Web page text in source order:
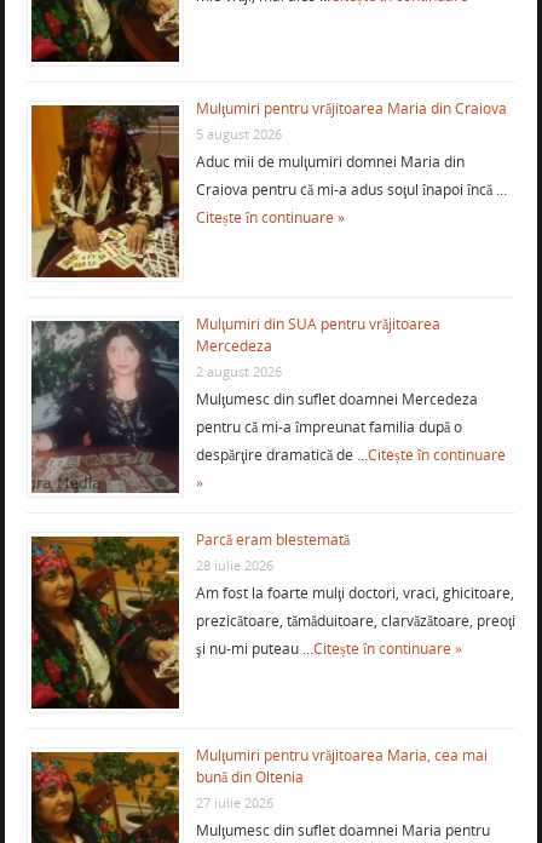
Mulţumiri pentru vrăjitoarea Maria din Craiova
5 august 2026
Aduc mii de mulţumiri domnei Maria din
Craiova pentru că mi-a adus soţul înapoi încă …
Citește în continuare »
Mulţumiri din SUA pentru vrăjitoarea
Mercedeza
2 august 2026
Mulţumesc din suflet doamnei Mercedeza
pentru că mi-a împreunat familia după o
despărţire dramatică de …Citește în continuare
»
Parcă eram blestemată
28 iulie 2026
Am fost la foarte mulţi doctori, vraci, ghicitoare,
prezicătoare, tămăduitoare, clarvăzătoare, preoţi
şi nu-mi puteau …Citește în continuare »
Mulţumiri pentru vrăjitoarea Maria, cea mai
bună din Oltenia
27 iulie 2026
Mulţumesc din suflet doamnei Maria pentru